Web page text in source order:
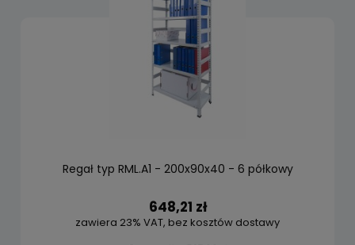
Regał typ RML.A1 - 200x90x40 - 6 półkowy
648,21 zł
zawiera 23% VAT, bez kosztów dostawy